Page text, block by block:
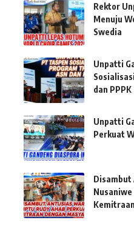
Rektor
Menuju
Swedia
Unpatti
dan PPPK
Unpatti
Perkuat
Disambut
Nusaniwe